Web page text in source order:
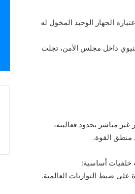
الجهاز الوحيد المخول له
بنيوي داخل مجلس الأمن، تجلت
مباشر بحدود فعاليته،
منطق القوة.
خلفيات أساسية: